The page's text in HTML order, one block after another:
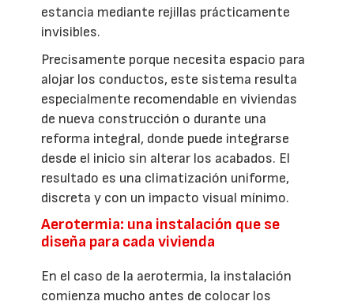
estancia mediante rejillas prácticamente
invisibles.
Precisamente porque necesita espacio para
alojar los conductos, este sistema resulta
especialmente recomendable en viviendas
de nueva construcción o durante una
reforma integral, donde puede integrarse
desde el inicio sin alterar los acabados. El
resultado es una climatización uniforme,
discreta y con un impacto visual mínimo.
Aerotermia: una instalación que se
diseña para cada vivienda
En el caso de la aerotermia, la instalación
comienza mucho antes de colocar los